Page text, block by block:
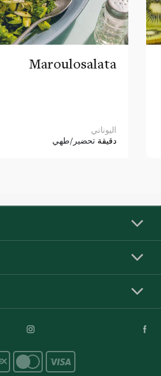
Maroulosalata
اليوناني
دقيقة تحضير/طهي